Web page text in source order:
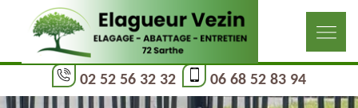
02 52 56 32 32 06 68 52 83 94